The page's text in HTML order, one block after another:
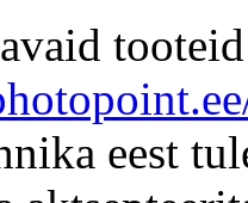
tooteid
eest